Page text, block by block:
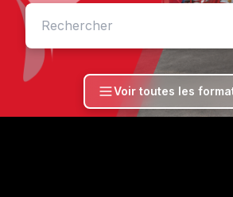
Voir toutes les